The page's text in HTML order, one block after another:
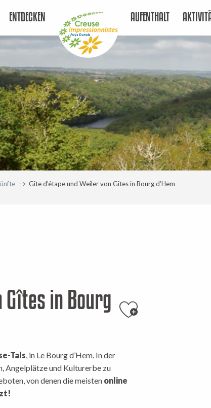
ENTDECKEN AUFENTHALT
Gîte d’étape und Weiler von Gîtes in Bourg d’Hem
Gîtes in Bourg
Ajouter aux
Tals, in Le Bourg d’Hem. In der
Angelplätze und Kulturerbe zu
von denen die meisten online